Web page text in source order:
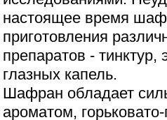
настоящее время
приготовления
препаратов - тинктур,
глазных капель.
Шафран обладает
ароматом,